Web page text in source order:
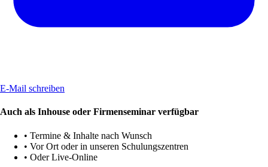
E-Mail schreiben
Auch als Inhouse oder Firmenseminar verfügbar
• Termine & Inhalte nach Wunsch
• Vor Ort oder in unseren Schulungszentren
• Oder Live-Online